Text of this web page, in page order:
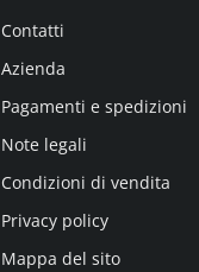
Contatti
Azienda
Pagamenti e spedizioni
Note legali
Condizioni di vendita
Privacy policy
Mappa del sito